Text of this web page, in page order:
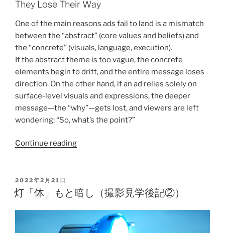
They Lose Their Way
One of the main reasons ads fail to land is a mismatch
between the “abstract” (core values and beliefs) and
the “concrete” (visuals, language, execution).
If the abstract theme is too vague, the concrete
elements begin to drift, and the entire message loses
direction. On the other hand, if an ad relies solely on
surface-level visuals and expressions, the deeper
message—the “why”—gets lost, and viewers are left
wondering: “So, what’s the point?”
Continue reading
2022年2月21日
灯「体」もと暗し（撮影見学後記②）